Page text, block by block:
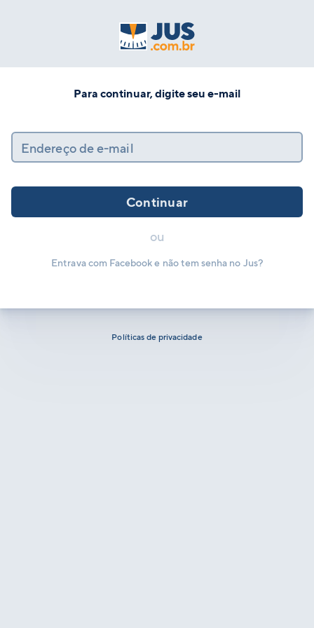
Para continuar, digite seu e-mail
Endereço de e-mail
Continuar
ou
Entrava com Facebook e não tem senha no Jus?
Políticas de privacidade